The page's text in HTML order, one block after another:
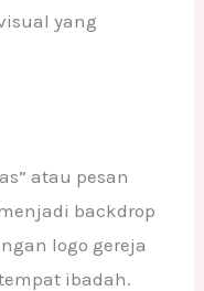
yang
atau pesan
backdrop
logo gereja
ibadah.